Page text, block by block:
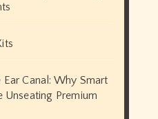
Ear Canal: Why Smart
Unseating Premium